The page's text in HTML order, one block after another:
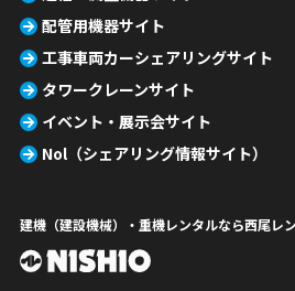
配管用機器サイト
工事車両カーシェアリングサイト
タワークレーンサイト
イベント・展示会サイト
Nol（シェアリング情報サイト）
建機（建設機械）・重機レンタルなら西尾レ